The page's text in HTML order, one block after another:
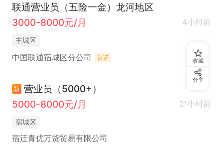
联通营业员（五险一金）龙河地区
3000-8000元/月
4小时前
主城区
中国联通宿城区分公司 认证
新 营业员（5000+）
5000-8000元/月
21小时前
宿城区
宿迁青优万货贸易有限公司
收藏
分享